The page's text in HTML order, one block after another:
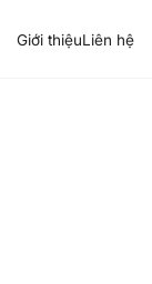
Giới thiệuLiên hệ